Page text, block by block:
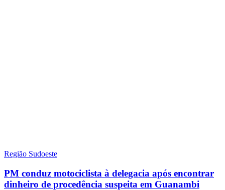
Região Sudoeste
PM conduz motociclista à delegacia após encontrar
dinheiro de procedência suspeita em Guanambi